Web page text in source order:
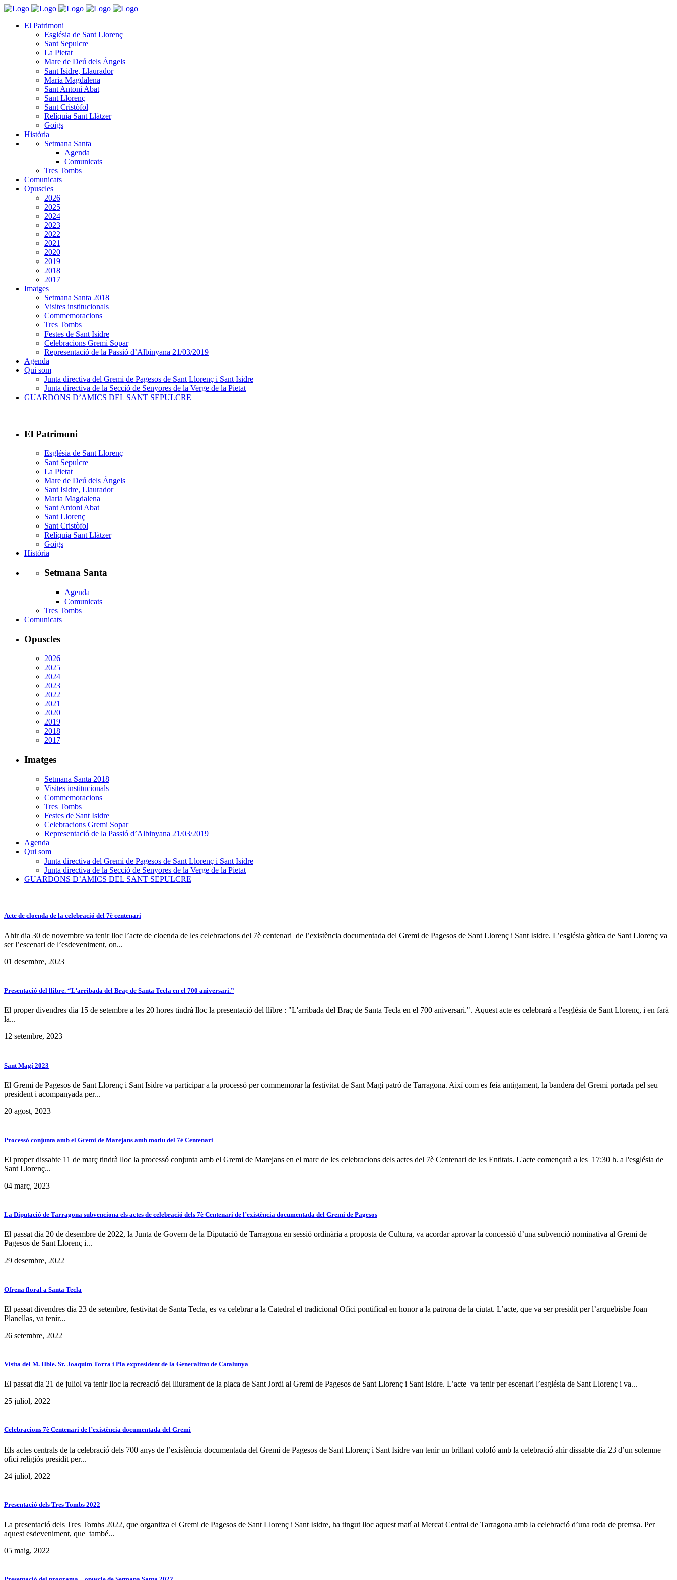
El Patrimoni
Església de Sant Llorenç
Sant Sepulcre
La Pietat
Mare de Deú dels Ángels
Sant Isidre, Llaurador
Maria Magdalena
Sant Antoni Abat
Sant Llorenç
Sant Cristòfol
Relíquia Sant Llàtzer
Goigs
Història
Setmana Santa
Agenda
Comunicats
Tres Tombs
Comunicats
Opuscles
2026
2025
2024
2023
2022
2021
2020
2019
2018
2017
Imatges
Setmana Santa 2018
Visites institucionals
Commemoracions
Tres Tombs
Festes de Sant Isidre
Celebracions Gremi Sopar
Representació de la Passió d’Albinyana 21/03/2019
Agenda
Qui som
Junta directiva del Gremi de Pagesos de Sant Llorenç i Sant Isidre
Junta directiva de la Secció de Senyores de la Verge de la Pietat
GUARDONS D’AMICS DEL SANT SEPULCRE
El Patrimoni
Església de Sant Llorenç
Sant Sepulcre
La Pietat
Mare de Deú dels Ángels
Sant Isidre, Llaurador
Maria Magdalena
Sant Antoni Abat
Sant Llorenç
Sant Cristòfol
Relíquia Sant Llàtzer
Goigs
Història
Setmana Santa
Agenda
Comunicats
Tres Tombs
Comunicats
Opuscles
2026
2025
2024
2023
2022
2021
2020
2019
2018
2017
Imatges
Setmana Santa 2018
Visites institucionals
Commemoracions
Tres Tombs
Festes de Sant Isidre
Celebracions Gremi Sopar
Representació de la Passió d’Albinyana 21/03/2019
Agenda
Qui som
Junta directiva del Gremi de Pagesos de Sant Llorenç i Sant Isidre
Junta directiva de la Secció de Senyores de la Verge de la Pietat
GUARDONS D’AMICS DEL SANT SEPULCRE
Acte de cloenda de la celebració del 7è centenari
Ahir dia 30 de novembre va tenir lloc l’acte de cloenda de les celebracions del 7è centenari de l’existència documentada del Gremi de Pagesos de Sant Llorenç i Sant Isidre. L’església gòtica de Sant Llorenç va
ser l’escenari de l’esdeveniment, on...
01 desembre, 2023
Presentació del llibre. “L’arribada del Braç de Santa Tecla en el 700 aniversari.”
El proper divendres dia 15 de setembre a les 20 hores tindrà lloc la presentació del llibre : "L'arribada del Braç de Santa Tecla en el 700 aniversari.". Aquest acte es celebrarà a l'església de Sant Llorenç, i en farà
la...
12 setembre, 2023
Sant Magí 2023
El Gremi de Pagesos de Sant Llorenç i Sant Isidre va participar a la processó per commemorar la festivitat de Sant Magí patró de Tarragona. Així com es feia antigament, la bandera del Gremi portada pel seu
president i acompanyada per...
20 agost, 2023
Processó conjunta amb el Gremi de Marejans amb motiu del 7è Centenari
El proper dissabte 11 de març tindrà lloc la processó conjunta amb el Gremi de Marejans en el marc de les celebracions dels actes del 7è Centenari de les Entitats. L'acte començarà a les 17:30 h. a l'església de
Sant Llorenç...
04 març, 2023
La Diputació de Tarragona subvenciona els actes de celebració dels 7è Centenari de l’existència documentada del Gremi de Pagesos
El passat dia 20 de desembre de 2022, la Junta de Govern de la Diputació de Tarragona en sessió ordinària a proposta de Cultura, va acordar aprovar la concessió d’una subvenció nominativa al Gremi de
Pagesos de Sant Llorenç i...
29 desembre, 2022
Ofrena floral a Santa Tecla
El passat divendres dia 23 de setembre, festivitat de Santa Tecla, es va celebrar a la Catedral el tradicional Ofici pontifical en honor a la patrona de la ciutat. L’acte, que va ser presidit per l’arquebisbe Joan
Planellas, va tenir...
26 setembre, 2022
Visita del M. Hble. Sr. Joaquim Torra i Pla expresident de la Generalitat de Catalunya
El passat dia 21 de juliol va tenir lloc la recreació del lliurament de la placa de Sant Jordi al Gremi de Pagesos de Sant Llorenç i Sant Isidre. L’acte va tenir per escenari l’església de Sant Llorenç i va...
25 juliol, 2022
Celebracions 7è Centenari de l’existència documentada del Gremi
Els actes centrals de la celebració dels 700 anys de l’existència documentada del Gremi de Pagesos de Sant Llorenç i Sant Isidre van tenir un brillant colofó amb la celebració ahir dissabte dia 23 d’un solemne
ofici religiós presidit per...
24 juliol, 2022
Presentació dels Tres Tombs 2022
La presentació dels Tres Tombs 2022, que organitza el Gremi de Pagesos de Sant Llorenç i Sant Isidre, ha tingut lloc aquest matí al Mercat Central de Tarragona amb la celebració d’una roda de premsa. Per
aquest esdeveniment, que també...
05 maig, 2022